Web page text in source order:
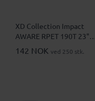
XD Collection Impact
AWARE RPET 190T 23"
Automatisk Paraply
142 NOK ved 250 stk.